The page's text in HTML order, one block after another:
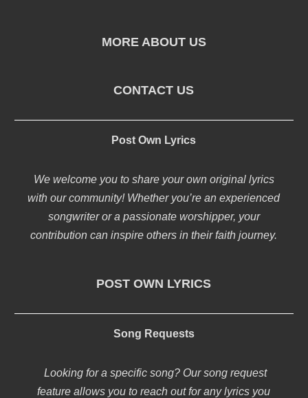
MORE ABOUT US
CONTACT US
Post Own Lyrics
We welcome you to share your own original lyrics
with our community! Whether you’re an experienced
songwriter or a passionate worshipper, your
contribution can inspire others in their faith journey.
POST OWN LYRICS
Song Requests
Looking for a specific song? Our song request
feature allows you to reach out for any lyrics you